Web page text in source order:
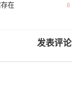
在 8
发表评论